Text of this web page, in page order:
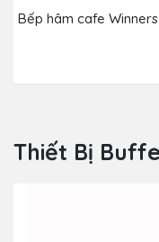
Bếp hâm cafe
Thiết Bị